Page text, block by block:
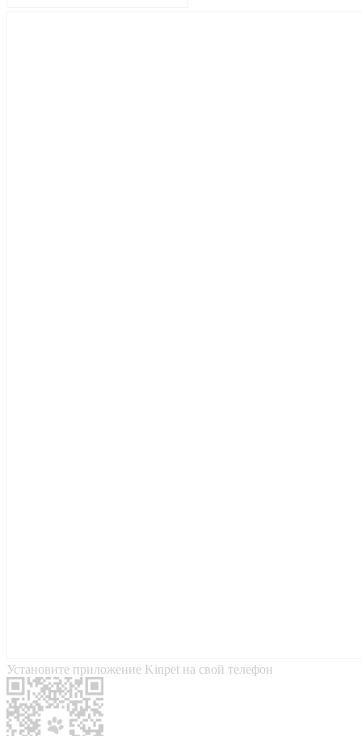
Установите приложение Kinpet на свой телефон